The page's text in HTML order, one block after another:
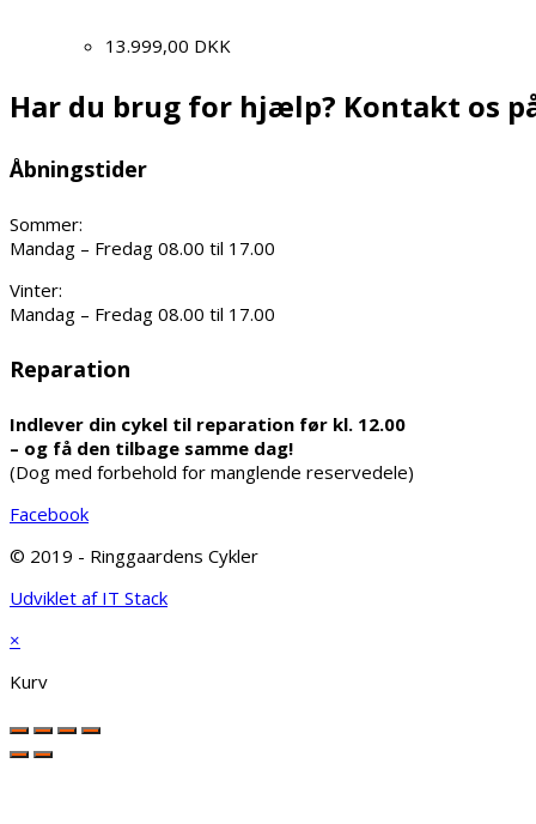
13.999,00 DKK
Har du brug for hjælp? Kontakt os
Åbningstider
Sommer:
Mandag – Fredag 08.00 til 17.00
Vinter:
Mandag – Fredag 08.00 til 17.00
Reparation
Indlever din cykel til reparation før kl. 12.00
– og få den tilbage samme dag!
(Dog med forbehold for manglende reservedele)
Facebook
© 2019 - Ringgaardens Cykler
Udviklet af IT Stack
×
Kurv